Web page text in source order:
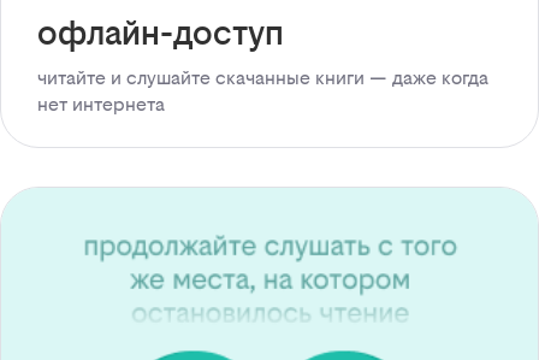
офлайн-доступ
читайте и слушайте скачанные книги — даже когда
нет интернета